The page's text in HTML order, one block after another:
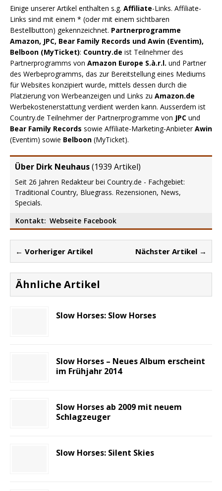
Einige unserer Artikel enthalten s.g. Affiliate-Links. Affiliate-
Links sind mit einem * (oder mit einem sichtbaren
Bestellbutton) gekennzeichnet. Partnerprogramme
Amazon, JPC, Bear Family Records und Awin (Eventim),
Belboon (MyTicket): Country.de ist Teilnehmer des
Partnerprogramms von Amazon Europe S.à.r.l. und Partner
des Werbeprogramms, das zur Bereitstellung eines Mediums
für Websites konzipiert wurde, mittels dessen durch die
Platzierung von Werbeanzeigen und Links zu Amazon.de
Werbekostenerstattung verdient werden kann. Ausserdem ist
Country.de Teilnehmer der Partnerprogramme von JPC und
Bear Family Records sowie Affiliate-Marketing-AnbieterAwin
(Eventim) sowie Belboon (MyTicket).
Über Dirk Neuhaus(1939 Artikel)
Seit 26 Jahren Redakteur bei Country.de - Fachgebiet:
Traditional Country, Bluegrass. Rezensionen, News,
Specials.
Kontakt: Webseite Facebook
← Vorheriger Artikel Nächster Artikel →
Ähnliche Artikel
Slow Horses: Slow Horses
Slow Horses – Neues Album erscheint
im Frühjahr 2014
Slow Horses ab 2009 mit neuem
Schlagzeuger
Slow Horses: Silent Skies